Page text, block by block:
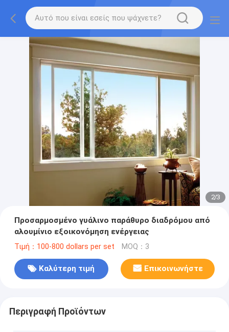
2/3
Προσαρμοσμένο γυάλινο παράθυρο διαδρόμου από
αλουμίνιο εξοικονόμηση ενέργειας
Τιμή：100-800 dollars per set MOQ：3
Καλύτερη τιμή Επικοινωνήστε
Περιγραφή Προϊόντων